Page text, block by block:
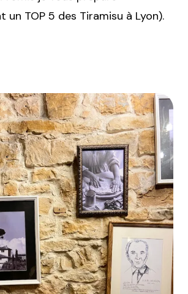
un TOP 5 des Tiramisu à Lyon).